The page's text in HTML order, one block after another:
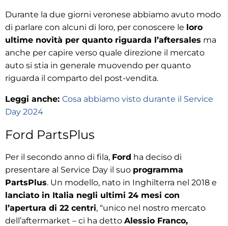
Durante la due giorni veronese abbiamo avuto modo
di parlare con alcuni di loro, per conoscere le loro
ultime novità per quanto riguarda l’aftersales ma
anche per capire verso quale direzione il mercato
auto si stia in generale muovendo per quanto
riguarda il comparto del post-vendita.
Leggi anche: Cosa abbiamo visto durante il Service
Day 2024
Ford PartsPlus
Per il secondo anno di fila, Ford ha deciso di
presentare al Service Day il suo programma
PartsPlus. Un modello, nato in Inghilterra nel 2018 e
lanciato in Italia negli ultimi 24 mesi con
l’apertura di 22 centri, “unico nel nostro mercato
dell’aftermarket – ci ha detto Alessio Franco,